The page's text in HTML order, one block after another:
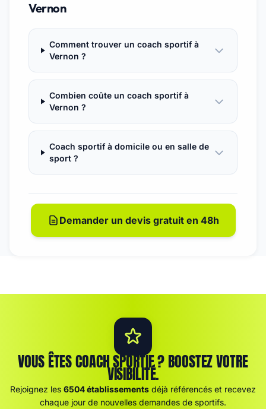
Vernon
Comment trouver un coach sportif à
Vernon ?
Combien coûte un coach sportif à
Vernon ?
Coach sportif à domicile ou en salle de
sport ?
Demander un devis gratuit en 48h
VOUS ÊTES COACH SPORTIF ? BOOSTEZ VOTRE
VISIBILITÉ.
Rejoignez les 6504 établissements déjà référencés et recevez
chaque jour de nouvelles demandes de sportifs.